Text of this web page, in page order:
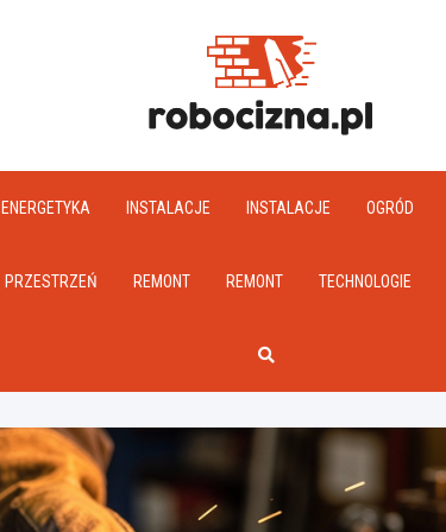
ENERGETYKA INSTALACJE INSTALACJE OGRÓD
PRZESTRZEŃ REMONT REMONT TECHNOLOGIE